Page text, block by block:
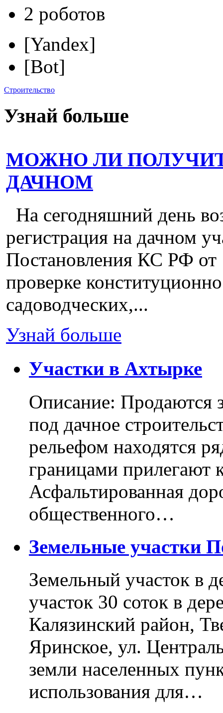
2 роботов
[Yandex]
[Bot]
Строительство
Узнай больше
МОЖНО ЛИ
ДАЧНОМ
На сегодняшний день
регистрация на дачном
Постановления КС РФ
проверке
садоводческих,...
Узнай больше
Участки в Ахтырке
Описание: Продаются
под дачное
рельефом находятся
границами прилегают
Асфальтированная
общественного…
Земельные участки
Земельный участок в
участок 30 соток в
Калязинский район,
Яринское, ул.
земли населенных
использования для…